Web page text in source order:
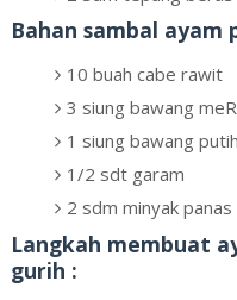
Bahan sambal ayam
10 buah cabe rawit
3 siung bawang
1 siung bawang putih
1/2 sdt garam
2 sdm minyak panas
Langkah membuat
gurih :